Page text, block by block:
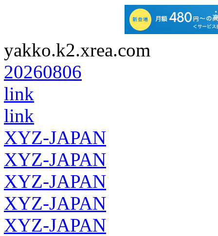
yakko.k2.xrea.com
20260806
link
link
XYZ-JAPAN
XYZ-JAPAN
XYZ-JAPAN
XYZ-JAPAN
XYZ-JAPAN